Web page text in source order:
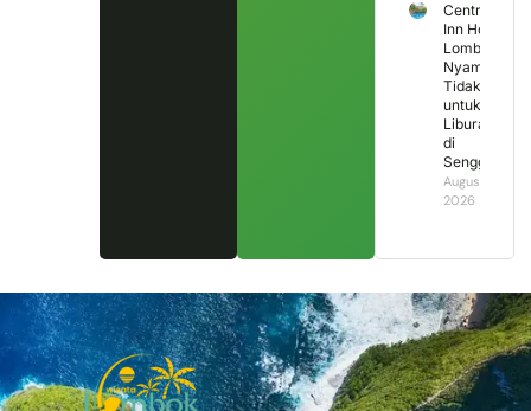
Central
Inn Hotel
Lombok,
Nyaman
Tidak
untuk
Liburan
di
Senggigi?
August 2,
2026